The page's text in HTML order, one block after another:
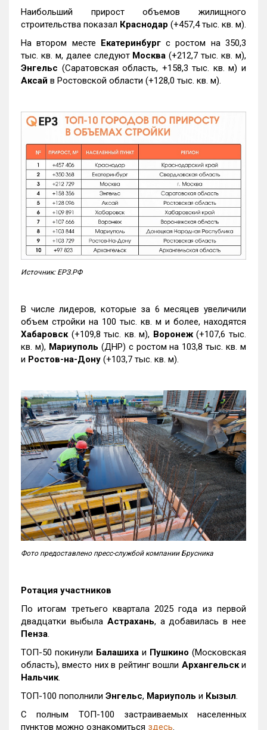
Наибольший прирост объемов жилищного
строительства показал Краснодар (+457,4 тыс. кв. м).
На втором месте Екатеринбургс ростом на 350,3
тыс. кв. м, далее следуют Москва (+212,7 тыс. кв. м),
Энгельс (Саратовская область, +158,3 тыс. кв. м) и
Аксай в Ростовской области (+128,0 тыс. кв. м).
Источник: ЕРЗ.РФ
В числе лидеров, которые за 6 месяцев увеличили
объем стройки на 100 тыс. кв. м и более, находятся
Хабаровск (+109,8 тыс. кв. м), Воронеж(+107,6 тыс.
кв. м), Мариуполь (ДНР) с ростом на 103,8 тыс. кв. м
и Ростов-на-Дону (+103,7 тыс. кв. м).
Фото предоставлено пресс-службой компании Брусника
Ротация участников
По итогам третьего квартала 2025 года из первой
двадцатки выбыла Астрахань, а добавилась в нее
Пенза.
ТОП-50 покинули Балашиха и Пушкино (Московская
область), вместо них в рейтинг вошли Архангельски
Нальчик.
ТОП-100 пополнили Энгельс, Мариуполь и Кызыл.
С полным ТОП-100 застраиваемых населенных
пунктов можно ознакомиться здесь.